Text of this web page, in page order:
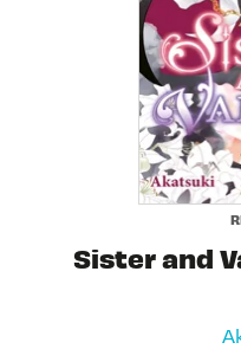
Sister and